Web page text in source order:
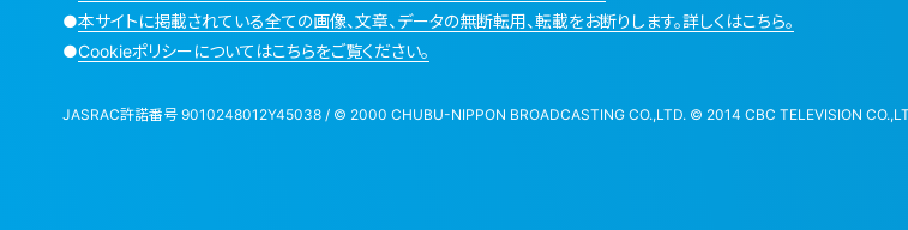
●本サイトに掲載されている全ての画像、文章、データの無断転用、転載をお断りします。詳しくはこちら。
●Cookieポリシーについてはこちらをご覧ください。
JASRAC許諾番号 9010248012Y45038 / © 2000 CHUBU-NIPPON BROADCASTING CO.,LTD. © 2014 CBC TELEVISION